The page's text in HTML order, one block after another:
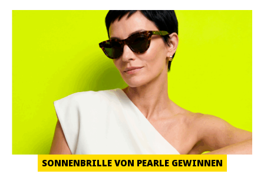
SONNENBRILLE VON PEARLE GEWINNEN